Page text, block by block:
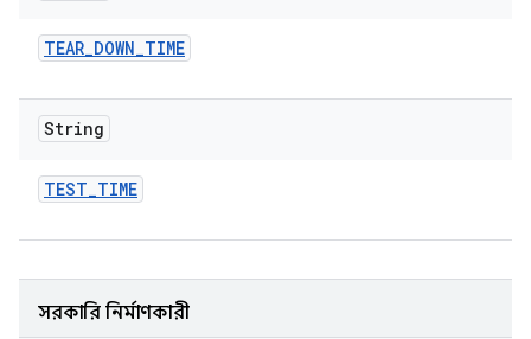
TEAR_DOWN_TIME
String
TEST_TIME
সরকারি নির্মাণকারী